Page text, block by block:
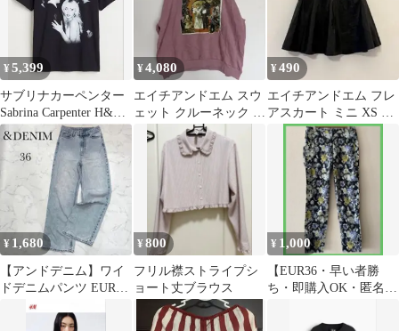
¥5,399
サブリナカーペンター
Sabrina Carpenter H&M
Tシャツ M
¥4,080
エイチアンドエム スウ
ェット クルーネック プ
リント M 紫 綿 猫
¥490
エイチアンドエム フレ
アスカート ミニ XS 黒
合成皮革 小さいサイズ
¥ 1,680
【アンドデニム】ワイ
ドデニムパンツ EUR36
ハイウエスト レディー
¥800
フリル襟ストライプシ
ョート丈ブラウス
¥ 1,000
【EUR36・早い者勝
ち・即購入OK・匿名配
アルパンツ